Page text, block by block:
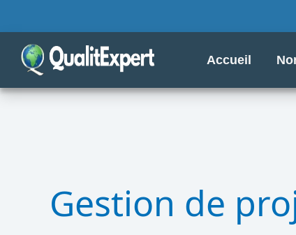
au
contenu
Accueil
Gestion de